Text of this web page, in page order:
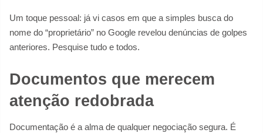
Um toque pessoal: já vi casos em que a simples busca do
nome do “proprietário” no Google revelou denúncias de golpes
anteriores. Pesquise tudo e todos.
Documentos que merecem
atenção redobrada
Documentação é a alma de qualquer negociação segura. É